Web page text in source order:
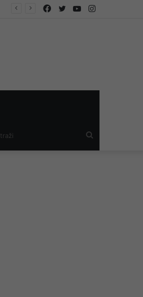
Instagram
YouTube
Twitter
Facebook